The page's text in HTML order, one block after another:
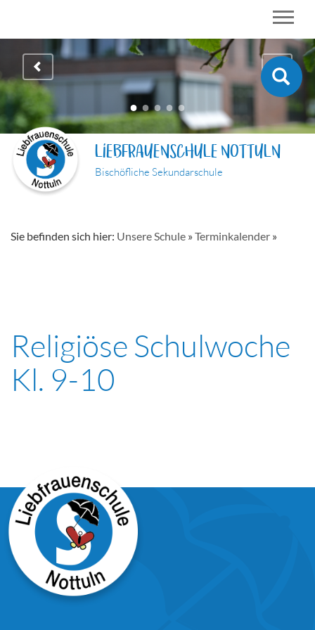
LIEBFRAUENSCHULE NOTTULN
Bischöfliche Sekundarschule
Sie befinden sich hier: Unsere Schule »Terminkalender »
Religiöse Schulwoche
Kl. 9-10